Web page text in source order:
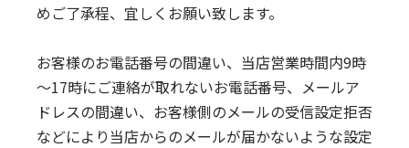
めご了承程、宜しくお願い致します。
お客様のお電話番号の間違い、当店営業時間内9時
～17時にご連絡が取れないお電話番号、メールア
ドレスの間違い、お客様側のメールの受信設定拒否
などにより当店からのメールが届かないような設定